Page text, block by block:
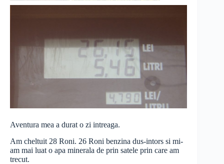
Aventura mea a durat o zi intreaga.
Am cheltuit 28 Roni. 26 Roni benzina dus-intors si mi-
am mai luat o apa minerala de prin satele prin care am
trecut.